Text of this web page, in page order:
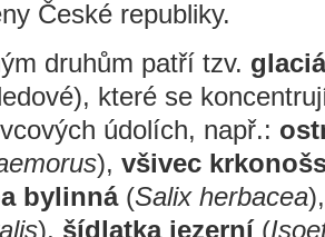
České republiky.
druhům patří tzv.
které se
údolích, např.:
), všivec
bylinná(Salix herbacea
), šídlatka jezerní(